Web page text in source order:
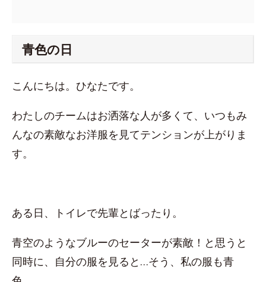
青色の日
こんにちは。ひなたです。
わたしのチームはお洒落な人が多くて、いつもみ
んなの素敵なお洋服を見てテンションが上がりま
す。
ある日、トイレで先輩とばったり。
青空のようなブルーのセーターが素敵！と思うと
同時に、自分の服を見ると…そう、私の服も青